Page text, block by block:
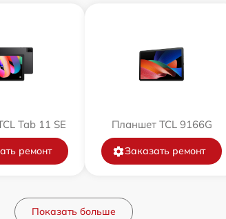
Tab 11 SE
ремонт
Планшет TCL 9166G
Заказать ремонт
Показать больше